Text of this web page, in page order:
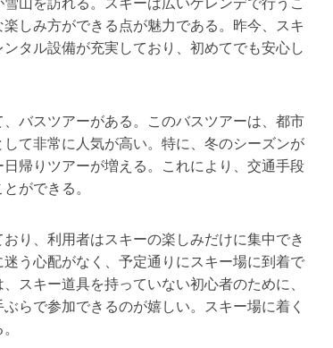
しみ方ができる点が魅力である。昨今、スキ
タル設備が充実しており、初めてでも安心し
バスツアーがある。このバスツアーは、都市
て非常に人気が高い。特に、冬のシーズンが
帰りツアーが増える。これにより、交通手段
ができる。
り、利用者はスキーの楽しみだけに集中でき
う心配がなく、予定通りにスキー場に到着で
スキー道具を持っていない初心者のために、
らで参加できるのが嬉しい。スキー場に着く